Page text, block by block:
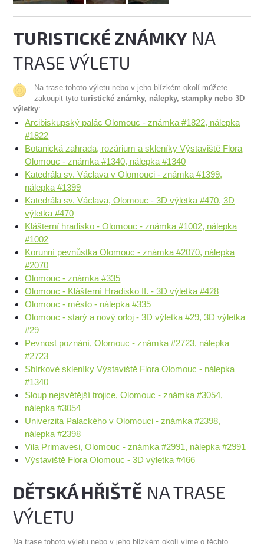
TURISTICKÉ ZNÁMKY NA
TRASE VÝLETU
Na trase tohoto výletu nebo v jeho blízkém okolí můžete
zakoupit tytoturistické známky, nálepky, stampky nebo 3D
výletky:
Arcibiskupský palác Olomouc - známka #1822, nálepka
#1822
Botanická zahrada, rozárium a skleníky Výstaviště Flora
Olomouc - známka #1340, nálepka #1340
Katedrála sv. Václava v Olomouci - známka #1399,
nálepka #1399
Katedrála sv. Václava, Olomouc - 3D výletka #470, 3D
výletka #470
Klášterní hradisko - Olomouc - známka #1002, nálepka
#1002
Korunní pevnůstka Olomouc - známka #2070, nálepka
#2070
Olomouc - známka #335
Olomouc - Klášterní Hradisko II. - 3D výletka #428
Olomouc - město - nálepka #335
Olomouc - starý a nový orloj - 3D výletka #29, 3D výletka
#29
Pevnost poznání, Olomouc - známka #2723, nálepka
#2723
Sbírkové skleníky Výstaviště Flora Olomouc - nálepka
#1340
Sloup nejsvětější trojice, Olomouc - známka #3054,
nálepka #3054
Univerzita Palackého v Olomouci - známka #2398,
nálepka #2398
Vila Primavesi, Olomouc - známka #2991, nálepka #2991
Výstaviště Flora Olomouc - 3D výletka #466
DĚTSKÁ HŘIŠTĚ NA TRASE
VÝLETU
Na trase tohoto výletu nebo v jeho blízkém okolí víme o těchto